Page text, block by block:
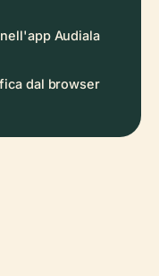
Audiala
dal browser